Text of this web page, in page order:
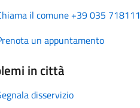
il comune +39 035 718111
un appuntamento
in città
disservizio